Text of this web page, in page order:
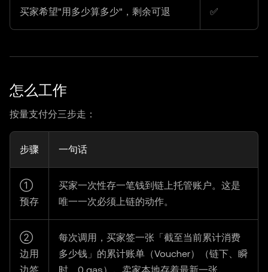
买家希望"用多少算多少"，剩余可退 ✅
怎么工作
按量支付分三步走：
步骤 一句话
①
预存
买家一次性存一笔钱到链上托管账户。这是
唯一一次必须上链的动作。
②
边用
每次调用，买家签一张「截至当前累计消费
多少钱」的累计账单（Voucher）（链下、瞬